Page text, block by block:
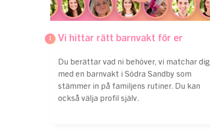
1 Vi hittar rätt barnvakt för er
Du berättar vad ni behöver, vi matchar dig
med en barnvakt i Södra Sandby som
stämmer in på familjens rutiner. Du kan
också välja profil själv.